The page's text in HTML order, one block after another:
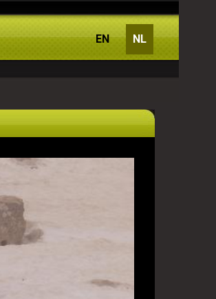
NL
EN